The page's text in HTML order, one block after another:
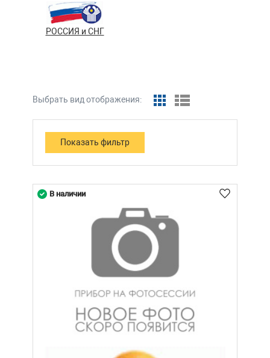
РОССИЯ и СНГ
Выбрать вид отображения:
В наличии